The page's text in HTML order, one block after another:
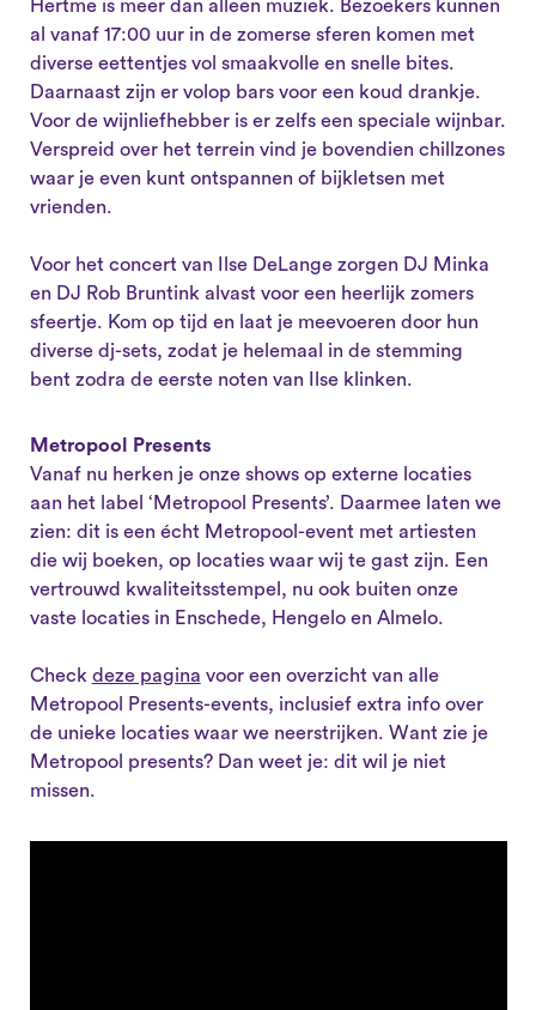
Hertme is meer dan alleen muziek. Bezoekers kunnen
al vanaf 17:00 uur in de zomerse sferen komen met
diverse eettentjes vol smaakvolle en snelle bites.
Daarnaast zijn er volop bars voor een koud drankje.
Voor de wijnliefhebber is er zelfs een speciale wijnbar.
Verspreid over het terrein vind je bovendien chillzones
waar je even kunt ontspannen of bijkletsen met
vrienden.
Voor het concert van Ilse DeLange zorgen DJ Minka
en DJ Rob Bruntink alvast voor een heerlijk zomers
sfeertje. Kom op tijd en laat je meevoeren door hun
diverse dj-sets, zodat je helemaal in de stemming
bent zodra de eerste noten van Ilse klinken.
Metropool Presents
Vanaf nu herken je onze shows op externe locaties
aan het label ‘Metropool Presents’. Daarmee laten we
zien: dit is een écht Metropool-event met artiesten
die wij boeken, op locaties waar wij te gast zijn. Een
vertrouwd kwaliteitsstempel, nu ook buiten onze
vaste locaties in Enschede, Hengelo en Almelo.
Check deze pagina voor een overzicht van alle
Metropool Presents-events, inclusief extra info over
de unieke locaties waar we neerstrijken. Want zie je
Metropool presents? Dan weet je: dit wil je niet
missen.